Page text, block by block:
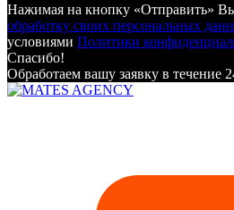
Нажимая на кнопку «Отправить»
обработку своих персональных
условиями Политики
Спасибо!
Обработаем вашу заявку в течение